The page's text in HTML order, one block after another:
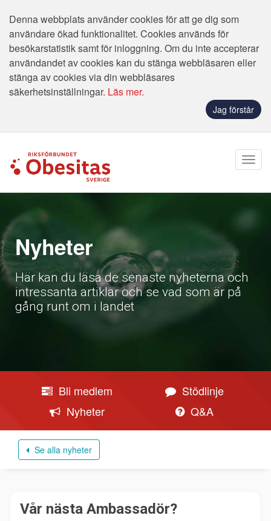
Denna webbplats använder cookies för att ge dig som
användare ökad funktionalitet. Cookies används för
besökarstatistik samt för inloggning. Om du inte accepterar
användandet av cookies kan du stänga webbläsaren eller
stänga av cookies via din webbläsares
säkerhetsinställningar. Läs mer.
Jag förstår
Nyheter
Här kan du läsa de senaste nyheterna och
intressanta artiklar och se vad som är på
gång runt om i landet
Bli medlem
Stödlinje
Nyheter
Q&A
Se alla nyheter
Vår nästa Ambassadör?